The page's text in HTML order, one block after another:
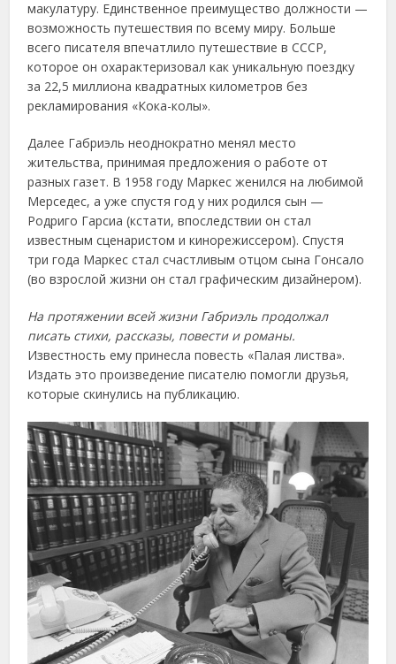
макулатуру. Единственное преимущество должности —
возможность путешествия по всему миру. Больше
всего писателя впечатлило путешествие в СССР,
которое он охарактеризовал как уникальную поездку
за 22,5 миллиона квадратных километров без
рекламирования «Кока-колы».
Далее Габриэль неоднократно менял место
жительства, принимая предложения о работе от
разных газет. В 1958 году Маркес женился на любимой
Мерседес, а уже спустя год у них родился сын —
Родриго Гарсиа (кстати, впоследствии он стал
известным сценаристом и кинорежиссером). Спустя
три года Маркес стал счастливым отцом сына Гонсало
(во взрослой жизни он стал графическим дизайнером).
На протяжении всей жизни Габриэль продолжал
писать стихи, рассказы, повести и романы.
Известность ему принесла повесть «Палая листва».
Издать это произведение писателю помогли друзья,
которые скинулись на публикацию.